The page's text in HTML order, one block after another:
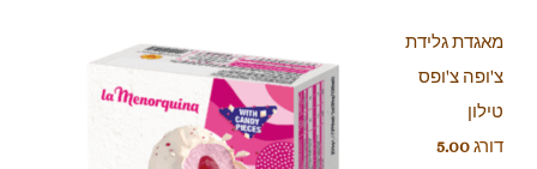
מאגדת גלידת
צ'ופה צ'ופס
טילון
דורג5.00